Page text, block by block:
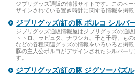
ジブリグッズ通販の情報サイトです。このペ
ザインされている置き時計に関する情報を掲載
ジブリグッズ/紅の豚 ポルコ シルバ
ジブリグッズ通販情報屋はジブリグッズの通
トトロ、ラピュタ、ナウシカ、千と千尋、も
などの各種関連グッズの情報をいろいろと掲
豚の主人公ポルコがデザインされたシルバー
す。
ジブリグッズ/紅の豚 ジグソーパズル